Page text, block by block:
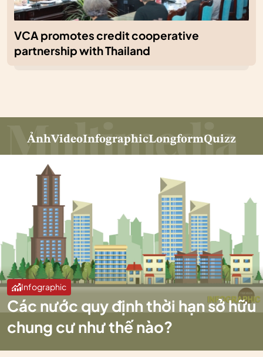
VCA promotes credit cooperative
partnership with Thailand
ẢnhVideoInfographicLongformQuizz
Infographic
Các nước quy định thời hạn sở hữu
chung cư như thế nào?